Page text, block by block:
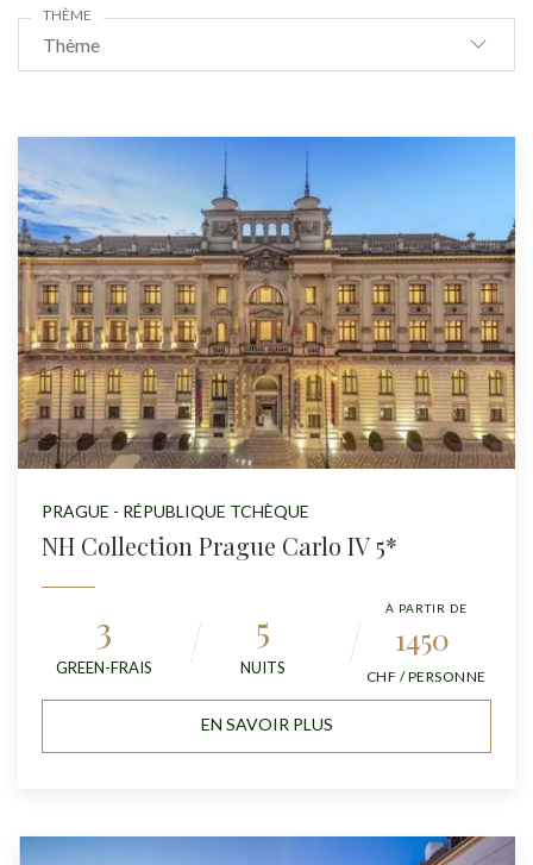
Thème
THÈME
PRAGUE - RÉPUBLIQUE TCHÈQUE
NH Collection Prague Carlo IV 5*
3
GREEN-FRAIS
5
NUITS
À PARTIR DE
1450
CHF / PERSONNE
EN SAVOIR PLUS